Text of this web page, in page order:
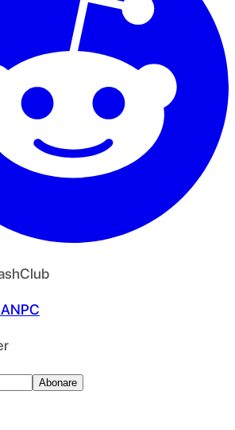
ANPC
Abonare